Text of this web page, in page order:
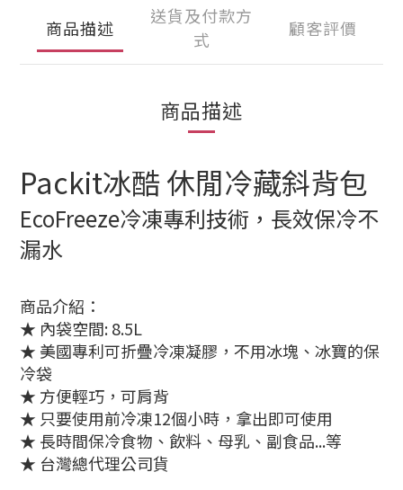
商品描述
送貨及付款方
式
顧客評價
商品描述
Packit冰酷 休閒冷藏斜背包
EcoFreeze冷凍專利技術，長效保冷不
漏水
商品介紹：
★ 內袋空間: 8.5L
★ 美國專利可折疊冷凍凝膠，不用冰塊、冰寶的保
冷袋
★ 方便輕巧，可肩背
★ 只要使用前冷凍12個小時，拿出即可使用
★ 長時間保冷食物、飲料、母乳、副食品...等
★ 台灣總代理公司貨